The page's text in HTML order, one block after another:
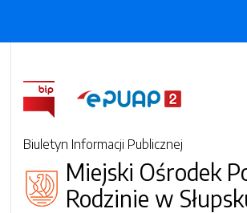
Biuletyn Informacji Publicznej
Miejski Ośrodek
Rodzinie w